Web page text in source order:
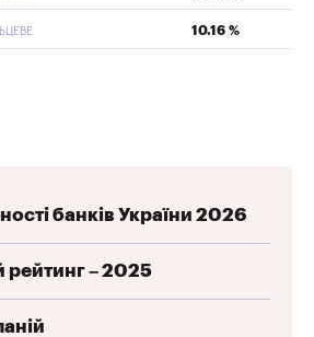
10.16 %
банків України 2026
рейтинг – 2025